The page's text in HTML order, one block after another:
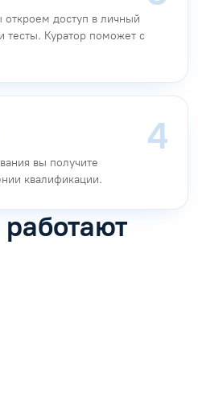
доступ в личный
тесты. Куратор поможет с
вы получите
квалификации.